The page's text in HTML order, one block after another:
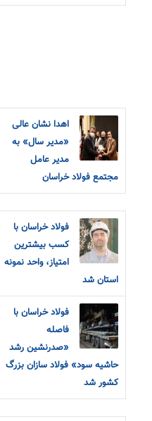
اهدا نشان عالی
«مدیر سال» به
مدیر عامل
مجتمع فولاد خراسان
فولاد خراسان با
کسب بیشترین
امتیاز، واحد نمونه
استان شد
فولاد خراسان با
فاصله
«صدرنشین رشد
حاشیه سود» فولاد سازان بزرگ
کشور شد